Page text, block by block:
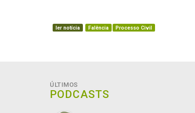
ler notícia Falência Processo Civil
ÚLTIMOS
PODCASTS